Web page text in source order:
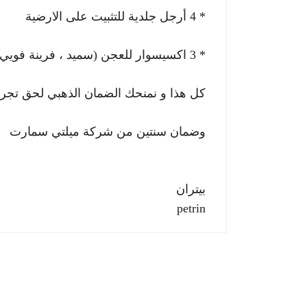
* 4 أرجل جلدية للتثبيت على الارضية
* 3 اكسيسوار للعجن (سميد ، فرينة فويي )
كل هذا و نمنحك الضمان الذهبي لحق تجريب
وضمان سنتين من شركة ميلتي سمارت
بيتران
petrin